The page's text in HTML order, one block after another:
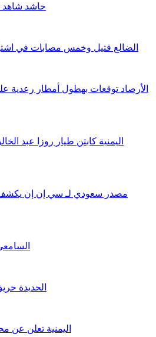
حاشد شاهد
الضالع قتيل وخمس مصابات في
الأرصاد توقعات بهطول أمطار
اليمنية كابتن طيار روزا عبد
مصدر سعودي لـ سي إن إن يكشف
الحديدة
اليمنية تعلن عن